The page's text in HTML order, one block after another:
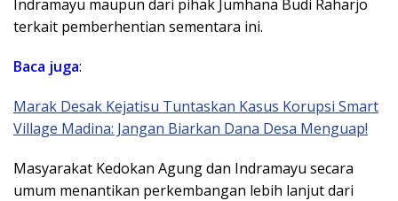
Indramayu maupun dari pihak Jumhana Budi Raharjo
terkait pemberhentian sementara ini.
Baca juga:
Marak Desak Kejatisu Tuntaskan Kasus Korupsi Smart
Village Madina: Jangan Biarkan Dana Desa Menguap!
Masyarakat Kedokan Agung dan Indramayu secara
umum menantikan perkembangan lebih lanjut dari